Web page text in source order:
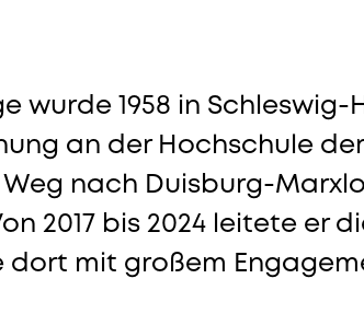
wurde 1958 in
an der Hochschule
nach Duisburg-
2017 bis 2024 leitete er
mit großem